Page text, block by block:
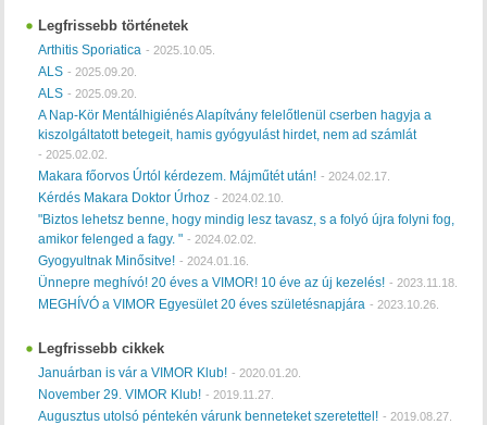
Legfrissebb történetek
Arthitis Sporiatica - 2025.10.05.
ALS - 2025.09.20.
ALS - 2025.09.20.
A Nap-Kör Mentálhigiénés Alapítvány felelőtlenül cserben hagyja a
kiszolgáltatott betegeit, hamis gyógyulást hirdet, nem ad számlát
- 2025.02.02.
Makara főorvos Úrtól kérdezem. Májműtét után! - 2024.02.17.
Kérdés Makara Doktor Úrhoz - 2024.02.10.
"Biztos lehetsz benne, hogy mindig lesz tavasz, s a folyó újra folyni fog,
amikor felenged a fagy. " - 2024.02.02.
Gyogyultnak Minősitve! - 2024.01.16.
Ünnepre meghívó! 20 éves a VIMOR! 10 éve az új kezelés! - 2023.11.18.
MEGHÍVÓ a VIMOR Egyesület 20 éves születésnapjára - 2023.10.26.
Legfrissebb cikkek
Januárban is vár a VIMOR Klub! - 2020.01.20.
November 29. VIMOR Klub! - 2019.11.27.
Augusztus utolsó péntekén várunk benneteket szeretettel! - 2019.08.27.